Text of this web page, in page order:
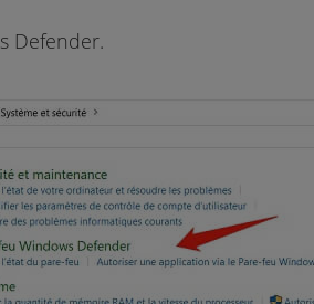
Defender.